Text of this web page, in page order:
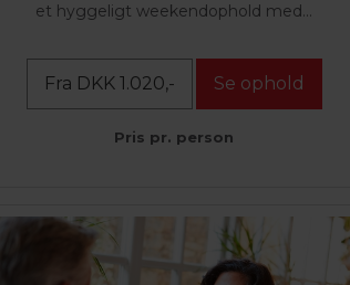
et hyggeligt weekendophold med...
Fra DKK 1.020,- Se ophold
Pris pr. person